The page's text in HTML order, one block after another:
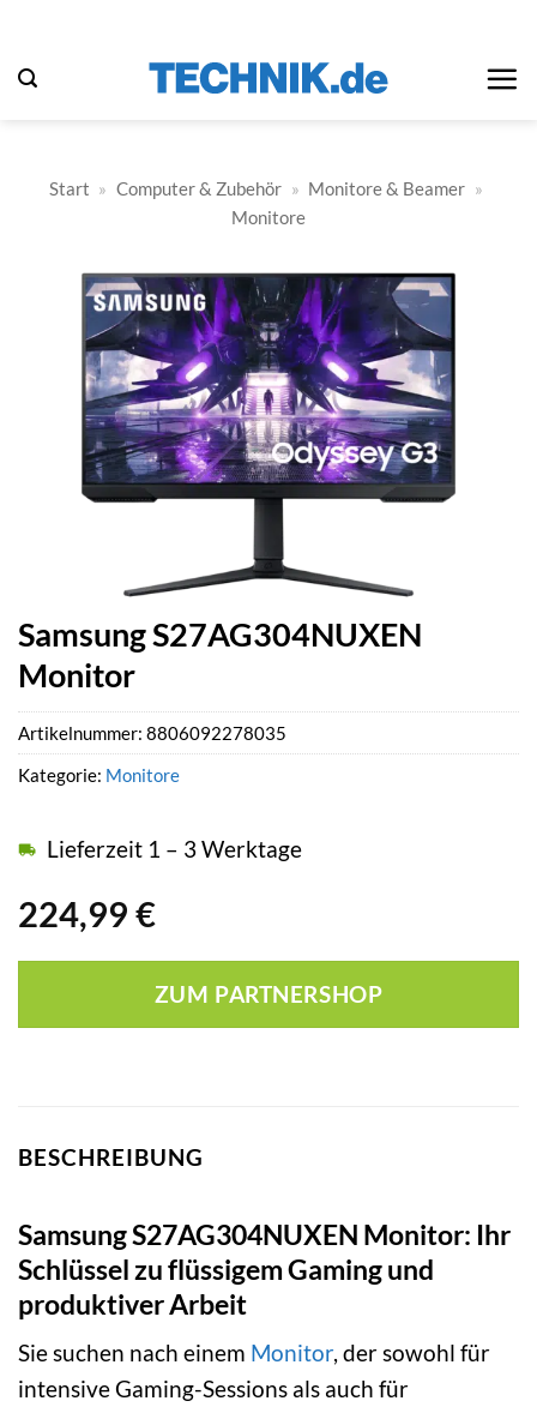
springen
Start » Computer & Zubehör » Monitore & Beamer »
Monitore
Samsung S27AG304NUXEN
Monitor
224,99 €
Lieferzeit 1 – 3 Werktage
ZUM PARTNERSHOP
Artikelnummer: 8806092278035
Kategorie: Monitore
BESCHREIBUNG
Samsung S27AG304NUXEN Monitor: Ihr
Schlüssel zu flüssigem Gaming und
produktiver Arbeit
Sie suchen nach einem Monitor, der sowohl für
intensive Gaming-Sessions als auch für